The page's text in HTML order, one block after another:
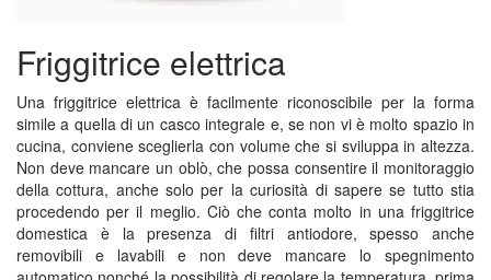
Friggitrice elettrica
Una friggitrice elettrica è facilmente riconoscibile per la forma
simile a quella di un casco integrale e, se non vi è molto spazio in
cucina, conviene sceglierla con volume che si sviluppa in altezza.
Non deve mancare un oblò, che possa consentire il monitoraggio
della cottura, anche solo per la curiosità di sapere se tutto stia
procedendo per il meglio. Ciò che conta molto in una friggitrice
domestica è la presenza di filtri antiodore, spesso anche
removibili e lavabili e non deve mancare lo spegnimento